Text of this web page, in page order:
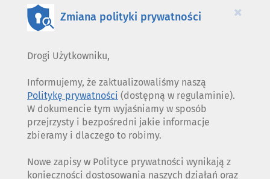
×
Zmiana polityki prywatności
Drogi Użytkowniku,
Informujemy, że zaktualizowaliśmy naszą
Politykę prywatności (dostępną w regulaminie).
W dokumencie tym wyjaśniamy w sposób
przejrzysty i bezpośredni jakie informacje
zbieramy i dlaczego to robimy.
Nowe zapisy w Polityce prywatności wynikają z
konieczności dostosowania naszych działań oraz